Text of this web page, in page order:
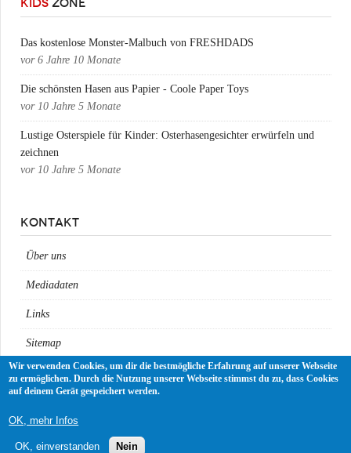
KIDS ZONE
Das kostenlose Monster-Malbuch von FRESHDADS
vor 6 Jahre 10 Monate
Die schönsten Hasen aus Papier - Coole Paper Toys
vor 10 Jahre 5 Monate
Lustige Osterspiele für Kinder: Osterhasengesichter erwürfeln und
zeichnen
vor 10 Jahre 5 Monate
KONTAKT
Über uns
Mediadaten
Links
Sitemap
Impressum
Wir verwenden Cookies, um dir die bestmögliche Erfahrung auf unserer Webseite
zu ermöglichen. Durch die Nutzung unserer Webseite stimmst du zu, dass Cookies
auf deinem Gerät gespeichert werden.
OK, mehr Infos
OK, einverstanden Nein